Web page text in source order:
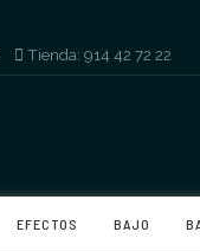
Tienda: 914 42 72 22
EFECTOS BAJO